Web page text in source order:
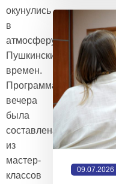
окунулись
в
атмосферу
Пушкинских
времен.
Программа
вечера
была
составлена
из
мастер-
классов
09.07.2026